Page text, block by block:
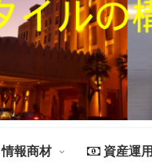
情報商材 資産運用